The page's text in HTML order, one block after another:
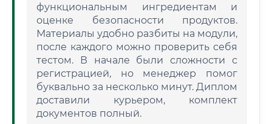
функциональным ингредиентам и
оценке безопасности продуктов.
Материалы удобно разбиты на модули,
после каждого можно проверить себя
тестом. В начале были сложности с
регистрацией, но менеджер помог
буквально за несколько минут. Диплом
доставили курьером, комплект
документов полный.